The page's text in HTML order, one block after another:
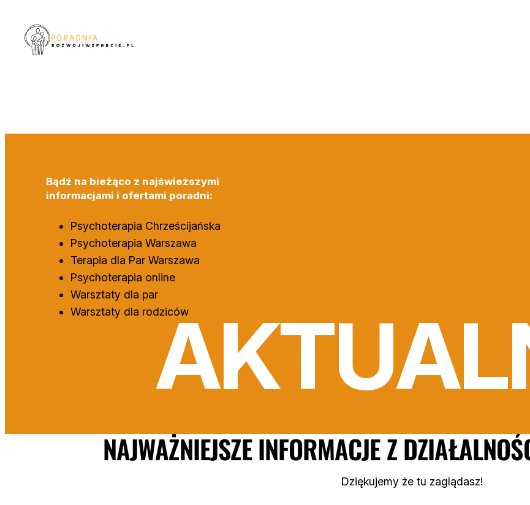
treści
Bądź na bieżąco z najświeższymi
informacjami i ofertami poradni:
Psychoterapia Chrześcijańska
Psychoterapia Warszawa
Terapia dla Par Warszawa
Psychoterapia online
Warsztaty dla par
Warsztaty dla rodziców
NAJWAŻNIEJSZE INFORMACJE Z
Dziękujemy że tu zaglądasz!